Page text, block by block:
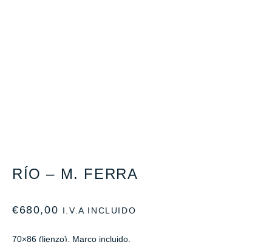
RÍO – M. FERRA
€680,00 I.V.A INCLUIDO
70×86 (lienzo). Marco incluido.